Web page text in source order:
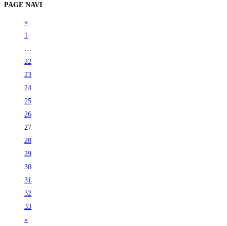
PAGE NAVI
«
1
…
22
23
24
25
26
27
28
29
30
31
32
33
»